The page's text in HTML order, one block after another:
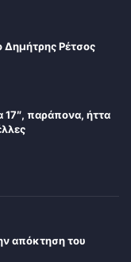
Δημήτρης Ρέτσος
παράπονα, ήττα
απόκτηση του